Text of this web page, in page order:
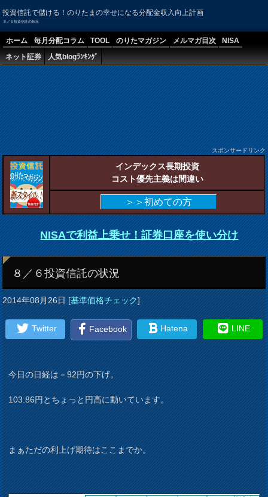
投資信託で儲ける！のりたまの幸せになる分配金収入向上計画
８／６投資信託の状況
ホーム 毎月分配コラム TOOL のりたマガジン メルマガ目次
NISA
ネット証券
人気blogﾗﾝｷﾝｸﾞ
スポンサードリンク
インデックス長期投資
コスト優先主義は間違い
＞＞初めての方
NISAで利益上乗せ！証券口座を使い分け
８／６投資信託の状況
2014年08月26日[基準価格チェック]
Twitter Facebook Hatena LINE
今日の日経は－92円の下げ。
103.86円とちょっと円高に動いています。
まぁただの利上げ期待はここまでか。